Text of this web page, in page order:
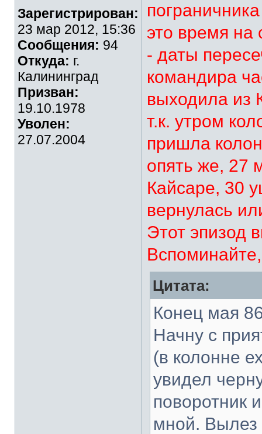
Зарегистрирован:
23 мар 2012, 15:36
Сообщения: 94
Откуда: г.
Калининград
Призван:
19.10.1978
Уволен:
27.07.2004
это время на
- даты
командира
выходила из
т.к. утром
пришла
опять же, 27
Кайсаре, 30
вернулась
Этот эпизод
Цитата:
Конец мая
Начну с
(в колонне
увидел
поворотник
мной. Вылез